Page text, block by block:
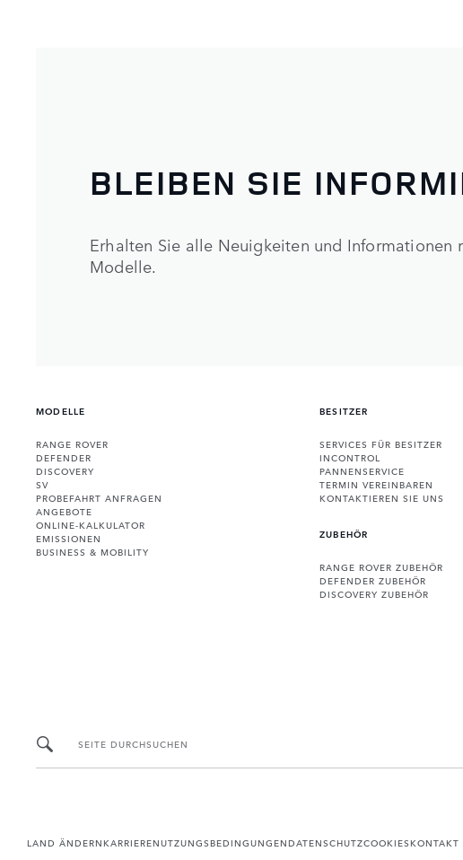
BLEIBEN SIE
Erhalten Sie alle Neuigkeiten und Informationen
Modelle.
MODELLE
RANGE ROVER
DEFENDER
DISCOVERY
SV
PROBEFAHRT ANFRAGEN
ANGEBOTE
ONLINE-KALKULATOR
EMISSIONEN
BUSINESS & MOBILITY
BESITZER
SERVICES FÜR BESITZER
INCONTROL
PANNENSERVICE
TERMIN VEREINBAREN
KONTAKTIEREN SIE UNS
ZUBEHÖR
RANGE ROVER ZUBEHÖR
DEFENDER ZUBEHÖR
DISCOVERY ZUBEHÖR
SEITE DURCHSUCHEN
LAND ÄNDERNKARRIERENUTZUNGSBEDINGUNGENDATENSCHUTZCOOKIESKONTAKT